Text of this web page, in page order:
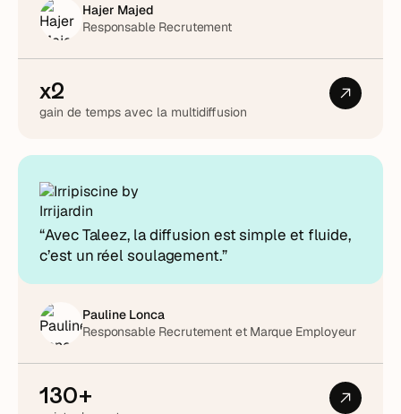
Hajer Majed
Responsable Recrutement
x2
gain de temps avec la multidiffusion
“Avec Taleez, la diffusion est simple et fluide,
c’est un réel soulagement.”
Pauline Lonca
Responsable Recrutement et Marque Employeur
130+